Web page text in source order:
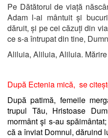
Pe Dătătorul de viață
Adam l-ai mântuit și
dăruit, și pe cei căzuți din
ce s-a întrupat din tine,
Aliluia, Aliluia, Aliluia.
După Ectenia mică, se
După patimă, femeile
trupul Tău, Hristoase
mormânt şi s-au
că a înviat Domnul, dăruind